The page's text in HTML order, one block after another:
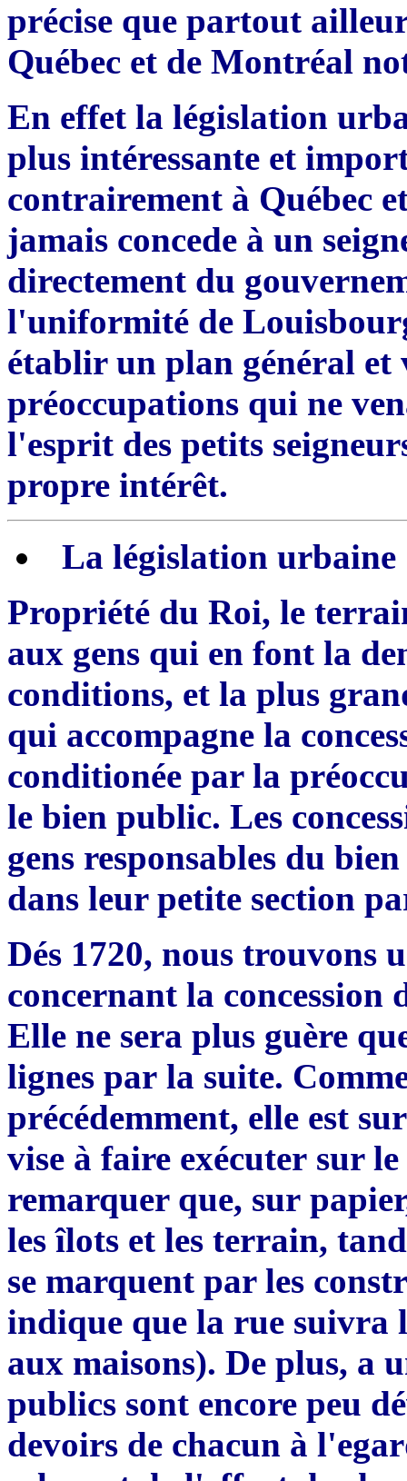
précise que partout
Québec et de Montréal
En effet la législation
plus intéressante et
contrairement à Québec
jamais concede à un
directement du
l'uniformité de
établir un plan général et
préoccupations qui ne
l'esprit des petits
propre intérêt.
La législation urbaine
Propriété du Roi, le
aux gens qui en font la
conditions, et la plus
qui accompagne la
conditionée par la
le bien public. Les concess
gens responsables du
dans leur petite section
Dés 1720, nous trouvons
concernant la
Elle ne sera plus guère
lignes par la suite.
précédemment, elle est
vise à faire exécuter sur
remarquer que, sur
les îlots et les terrain,
se marquent par les
indique que la rue suivra
aux maisons). De plus, a
publics sont encore peu
devoirs de chacun à l'